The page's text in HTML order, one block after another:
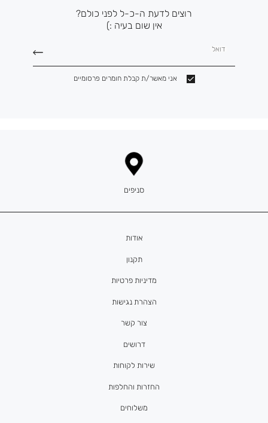
רוצים לדעת ה-כ-ל לפני כולם?
אין שום בעיה :)
דואל
אני מאשר/ת קבלת חומרים פרסומיים
אודות
תקנון
מדיניות פרטיות
הצהרת נגישות
צור קשר
דרושים
סניפים
שירות לקוחות
החזרות והחלפות
משלוחים